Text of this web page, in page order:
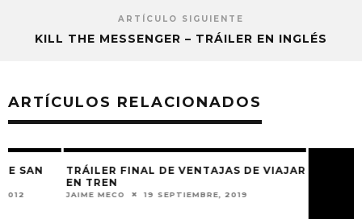
ARTÍCULO SIGUIENTE
KILL THE MESSENGER – TRÁILER EN INGLÉS
ARTÍCULOS RELACIONADOS
TRÁILER FINAL DE VENTAJAS DE VIAJAR
JAIME MECO 19 SEPTIEMBRE, 2019
CONSIGUE LA